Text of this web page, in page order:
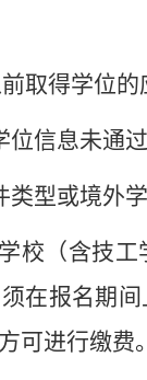
取得学位
位信息未通
类型或境外
校（含技
在报名期
可进行缴费